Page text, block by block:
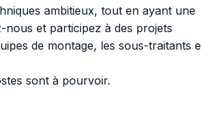
ambitieux, tout en ayant une
nous et participez à des projets
de montage, les sous-traitants
sont à pourvoir.